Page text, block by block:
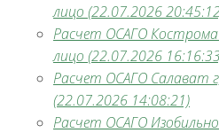
лицо (22.07.2026
Расчет ОСАГО
лицо (22.07.2026
Расчет ОСАГО Салават
(22.07.2026 14:08:21)
Расчет ОСАГО